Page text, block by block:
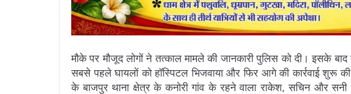
मौके पर मौजूद लोगों ने तत्काल मामले की जानकारी पुलिस को दी। इसके
सबसे पहले घायलों को हॉस्पिटल भिजवाया और फिर आगे की कार्रवाई शुरू
के बाजपुर थाना क्षेत्र के कनोरी गांव के रहने वाला राकेश, सचिन और